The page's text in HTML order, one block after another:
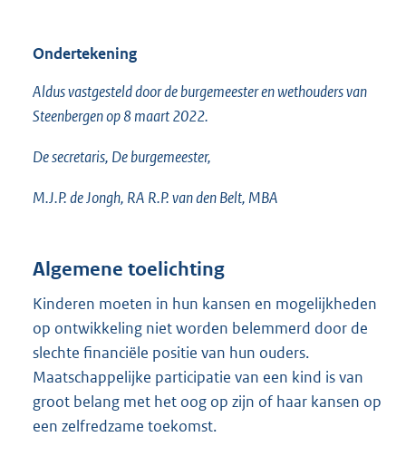
Ondertekening
Aldus vastgesteld door de burgemeester en wethouders van
Steenbergen op 8 maart 2022.
De secretaris, De burgemeester,
M.J.P. de Jongh, RA R.P. van den Belt, MBA
Algemene toelichting
Kinderen moeten in hun kansen en mogelijkheden
op ontwikkeling niet worden belemmerd door de
slechte financiële positie van hun ouders.
Maatschappelijke participatie van een kind is van
groot belang met het oog op zijn of haar kansen op
een zelfredzame toekomst.